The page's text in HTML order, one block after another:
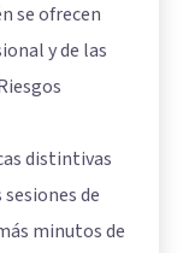
se ofrecen
y de las
distintivas
de
minutos de